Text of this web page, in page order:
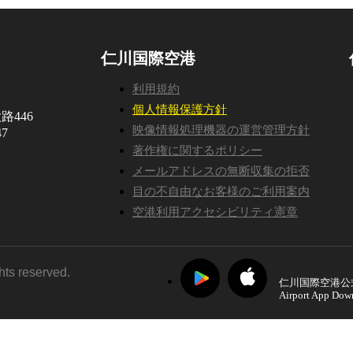
446
仁川国際空港
利用規約
個人情報保護方針
映像情報処理機器の運営管理方針
著作権に関するポリシー
メールアドレスの無断収集の拒否
目の不自由なお客様のご利用案内
空港利用アクセシビリティ憲章
reserved.
仁川国際空港
Airport App